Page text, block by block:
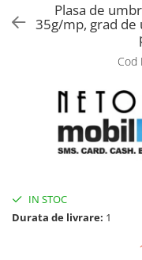
Motoburghie si
Drujbe pe benzina
Drujbe cu acumulator
Consumabile drujbe,
Unelte electrice busteni
Mori cereale si batoze
Batoze - mori desfacat
Plasa de
35g/mp, grad de
Cod
IN STOC
Durata de livrare: 1